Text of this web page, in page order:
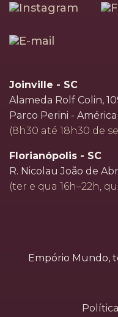
Joinville - SC
Alameda Rolf Colin,
Parco Perini - América
(8h30 até 18h30 de
Florianópolis - SC
R. Nicolau João de
(ter e qua 16h–22h,
Empório Mundo,